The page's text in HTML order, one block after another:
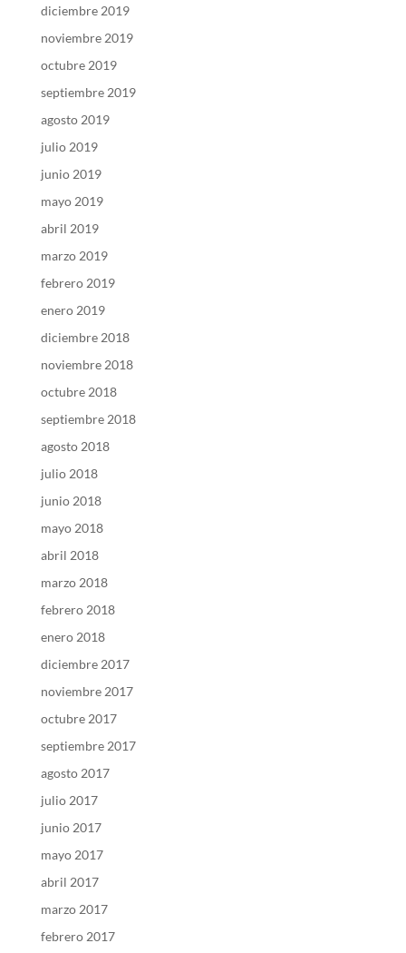
diciembre 2019
noviembre 2019
octubre 2019
septiembre 2019
agosto 2019
julio 2019
junio 2019
mayo 2019
abril 2019
marzo 2019
febrero 2019
enero 2019
diciembre 2018
noviembre 2018
octubre 2018
septiembre 2018
agosto 2018
julio 2018
junio 2018
mayo 2018
abril 2018
marzo 2018
febrero 2018
enero 2018
diciembre 2017
noviembre 2017
octubre 2017
septiembre 2017
agosto 2017
julio 2017
junio 2017
mayo 2017
abril 2017
marzo 2017
febrero 2017